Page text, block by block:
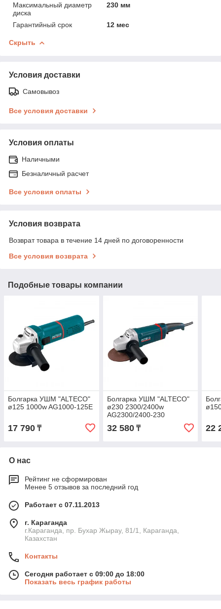
Максимальный диаметр
диска
230 мм
Гарантийный срок 12 мес
Скрыть
Условия доставки
Самовывоз
Все условия доставки
Условия оплаты
Наличными
Безналичный расчет
Все условия оплаты
Условия возврата
Возврат товара в течение 14 дней по договоренности
Все условия возврата
Подобные товары компании
Болгарка УШМ "ALTECO"
ø125 1000w AG1000-125E
17 790 ₸
Болгарка УШМ "ALTECO"
ø230 2300/2400w
AG2300/2400-230
32 580₸ 22
О нас
Рейтинг не сформирован
Менее 5 отзывов за последний год
Работает с 07.11.2013
г. Караганда
г.Караганда, пр. Бухар Жырау, 81/1, Караганда,
Казахстан
Контакты
Сегодня работает с 09:00 до 18:00
Показать весь график работы